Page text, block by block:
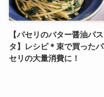
【パセリのバター醤油パス
タ】レシピ＊束で買ったパ
セリの大量消費に！